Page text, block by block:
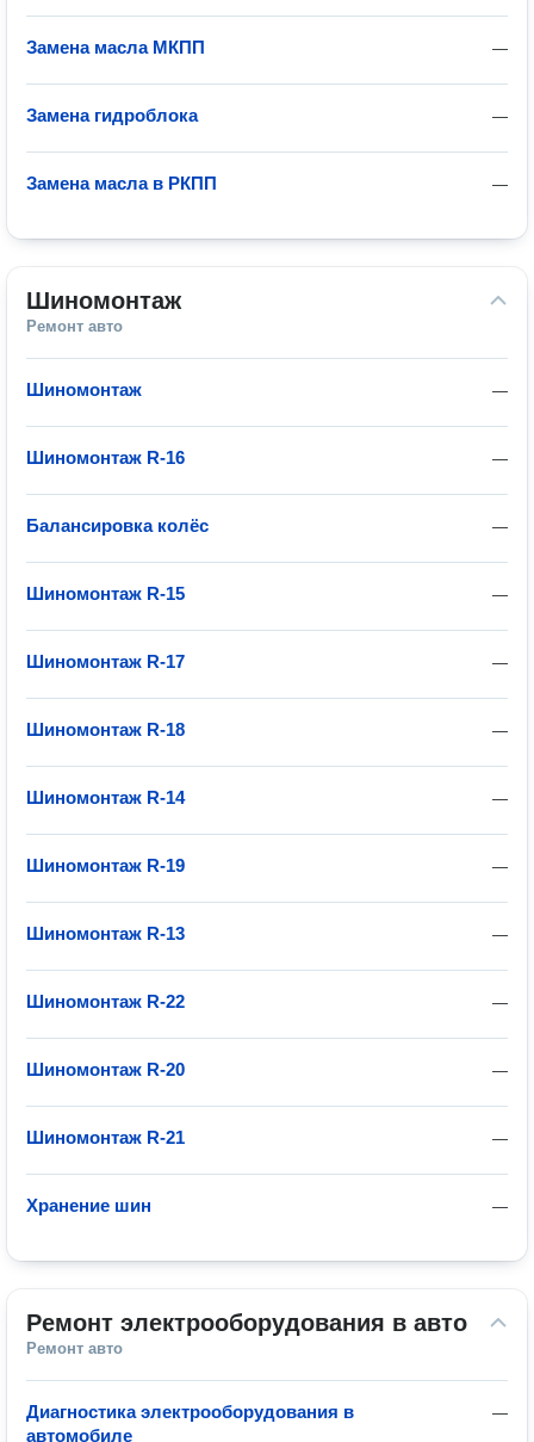
—
Замена масла МКПП
—
Замена гидроблока
—
Замена масла в РКПП
Шиномонтаж
Ремонт авто
—
Шиномонтаж
—
Шиномонтаж R-16
—
Балансировка колёс
—
Шиномонтаж R-15
—
Шиномонтаж R-17
—
Шиномонтаж R-18
—
Шиномонтаж R-14
—
Шиномонтаж R-19
—
Шиномонтаж R-13
—
Шиномонтаж R-22
—
Шиномонтаж R-20
—
Шиномонтаж R-21
—
Хранение шин
Ремонт электрооборудования в авто
Ремонт авто
—
Диагностика электрооборудования в
автомобиле